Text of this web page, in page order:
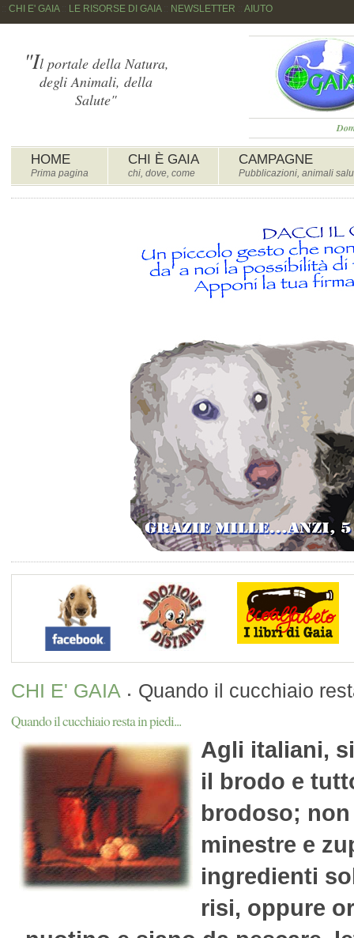
CHI E' GAIA:: LE RISORSE DI GAIA:: NEWSLETTER AIUTO
HOME
Prima pagina
CHI È GAIA
chi, dove, come
CAMPAGNE
Pubblicazioni, animali
"Il portale della Natura,
degli Animali, della
Salute"
CHI E' GAIA Quando il cucchiaio
Quando il cucchiaio resta in piedi...
Agli italiani,
il brodo e
brodoso;
minestre e
ingredienti
risi, oppure